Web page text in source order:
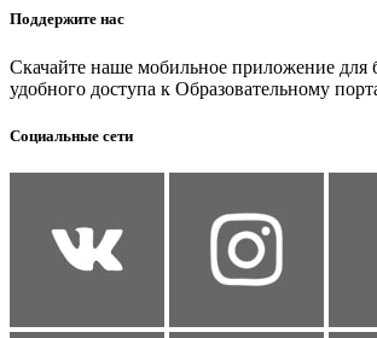
Поддержите нас
Скачайте наше мобильное приложение для
удобного доступа к Образовательному
Социальные сети